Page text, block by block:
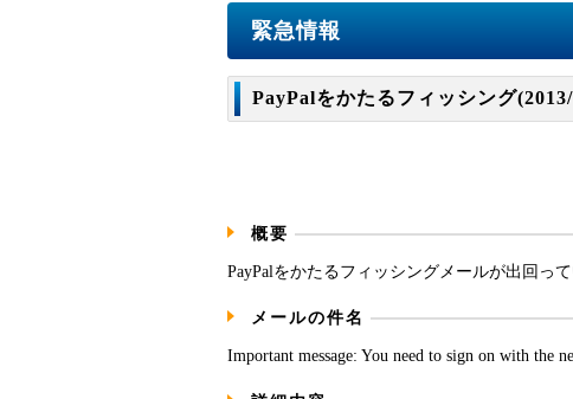
協議会からのお知らせ
ニュース記事集 協議会WG報告書
緊急情報
PayPalをかたるフィッシング
概要
PayPalをかたるフィッシングメールが出回って
メールの件名
Important message: You need to sign on with the